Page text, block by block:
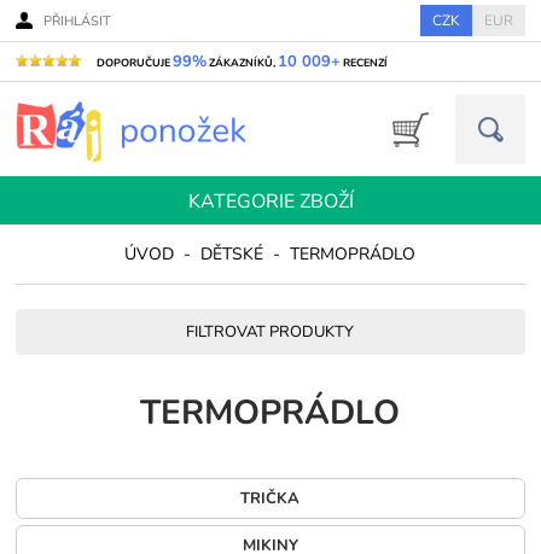
PŘIHLÁSIT CZK EUR
DOPORUČUJE99%ZÁKAZNÍKŮ, 10 009+ RECENZÍ
KATEGORIE ZBOŽÍ
ÚVOD - DĚTSKÉ - TERMOPRÁDLO
FILTROVAT PRODUKTY
TERMOPRÁDLO
TRIČKA
MIKINY